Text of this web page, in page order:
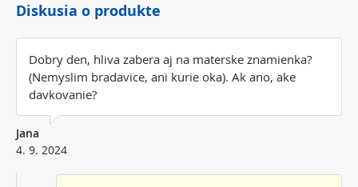
Diskusia o produkte
Dobry den, hliva zabera aj na materske znamienka?
(Nemyslim bradavice, ani kurie oka). Ak ano, ake
davkovanie?
Jana
4. 9. 2024